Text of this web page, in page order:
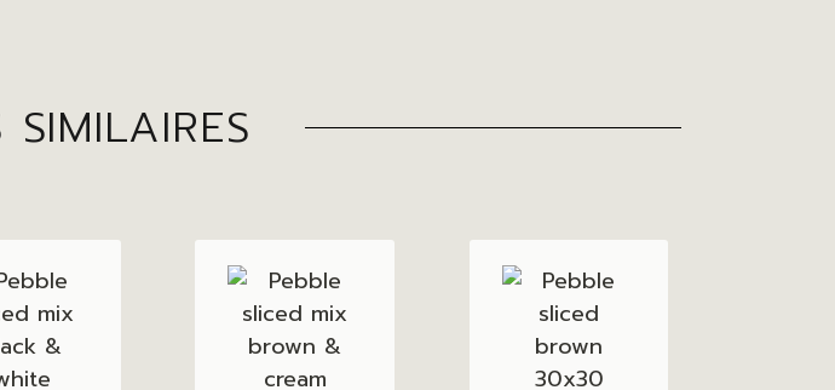
SIMILAIRES